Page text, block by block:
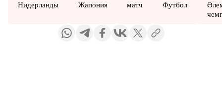
Нидерланды Жапония матч Футбол